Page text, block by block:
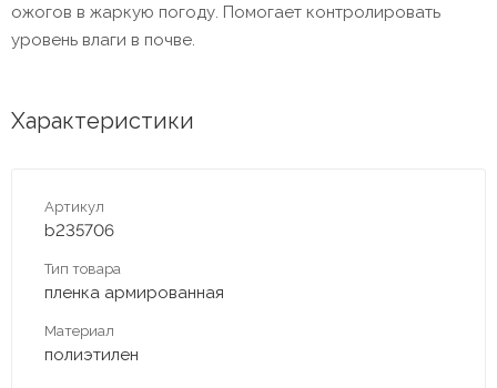
ожогов в жаркую погоду. Помогает контролировать
уровень влаги в почве.
Характеристики
Артикул
b235706
Тип товара
пленка армированная
Материал
полиэтилен